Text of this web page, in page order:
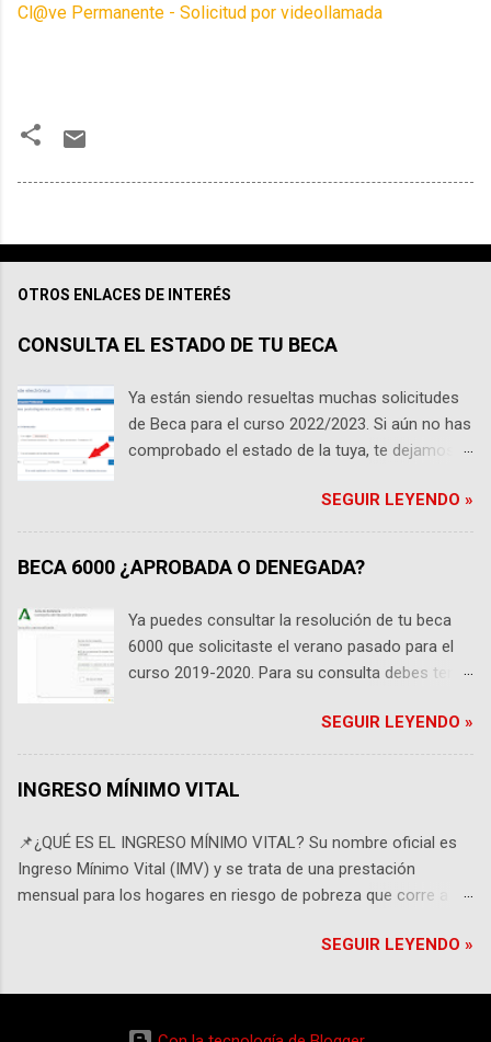
Cl@ve Permanente - Solicitud por videollamada
OTROS ENLACES DE INTERÉS
CONSULTA EL ESTADO DE TU BECA
Ya están siendo resueltas muchas solicitudes
de Beca para el curso 2022/2023. Si aún no has
comprobado el estado de la tuya, te dejamos
eres universitario , tu beca será gestionada por
el Ministerio de Educación y será en su web
donde debes consultarla, si por el contrario
estas cursando estudios no universitarios de
gestionada directamente por la Consejería de
Educación en Andalucía y debes consultarla en
mano los datos de la solicitud para consultar el
consultar estudios No Universitarios
número de solicitud puede encontrarlo en la
parte superior de la solicitud.
SEGUIR LEYENDO »
BECA 6000 ¿APROBADA O DENEGADA?
Ya puedes consultar la resolución de tu beca
6000 que solicitaste el verano pasado para el
curso 2019-2020. Para su consulta debes tener
número de solicitud. Recuerda que este último
debes tenerlo en la solicitud que se generó
cuando solicitaste la beca. Si no tienes el
página de consulta, pinchando sobre el enlace
que está al final. Puedes hacer la consulta en el
portal de la Junta de Andalucía. Te lo dejamos a
continuación. CONSULTA TU BECA 6000
SEGUIR LEYENDO »
INGRESO MÍNIMO VITAL
📌¿QUÉ ES EL INGRESO MÍNIMO VITAL? Su nombre oficial es
Ingreso Mínimo Vital (IMV) y se trata de una prestación
mensual para los hogares en riesgo de pobreza que corre a
"se suma a nuestro sistema de protección social y no será una
ingresos familiares (incluidos salarios) y el umbral fijado para
ese tipo de hogar denominado "renta garantizada". Aquí tienes
SEGUIR LEYENDO »